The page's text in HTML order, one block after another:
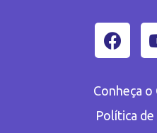
Conheça o
Política de